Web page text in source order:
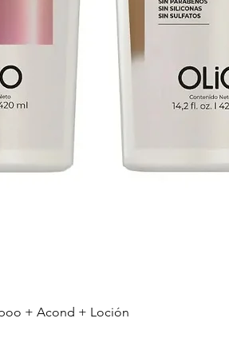
Vista rápida
+ Acond + Loción